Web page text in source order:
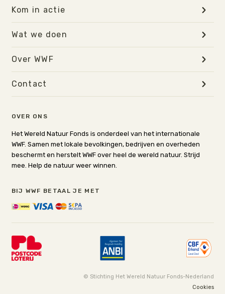
OVER ONS
Het Wereld Natuur Fonds is onderdeel van het internationale
WWF. Samen met lokale bevolkingen, bedrijven en overheden
beschermt en herstelt WWF over heel de wereld natuur. Strijd
mee. Help de natuur weer winnen.
BIJ WWF BETAAL JE MET
Kom in actie
Wat we doen
Over WWF
Contact
© Stichting Het Wereld Natuur Fonds-Nederland
Cookies